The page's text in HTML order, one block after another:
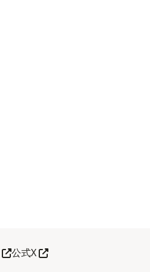
別タブで開く
公式X別タブで開く